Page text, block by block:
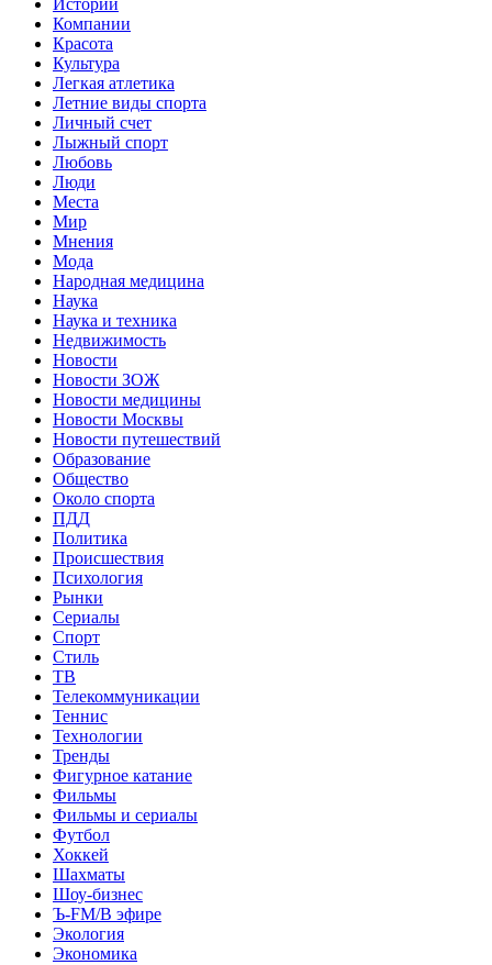
Истории
Компании
Красота
Культура
Легкая атлетика
Летние виды спорта
Личный счет
Лыжный спорт
Любовь
Люди
Места
Мир
Мнения
Мода
Народная медицина
Наука
Наука и техника
Недвижимость
Новости
Новости ЗОЖ
Новости медицины
Новости Москвы
Новости путешествий
Образование
Общество
Около спорта
ПДД
Политика
Происшествия
Психология
Рынки
Сериалы
Спорт
Стиль
ТВ
Телекоммуникации
Теннис
Технологии
Тренды
Фигурное катание
Фильмы
Фильмы и сериалы
Футбол
Хоккей
Шахматы
Шоу-бизнес
Ъ-FM/В эфире
Экология
Экономика